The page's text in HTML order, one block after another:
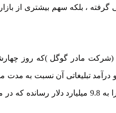
گرفته ، بلکه سهم بیشتری از
(شرکت مادر گوگل )که روز